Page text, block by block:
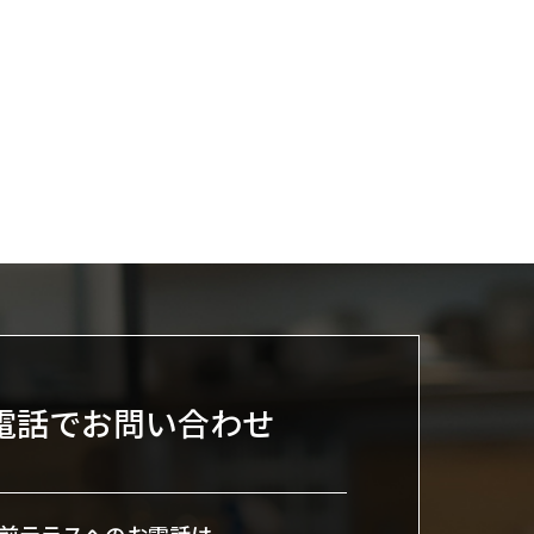
話でお問い合わせ